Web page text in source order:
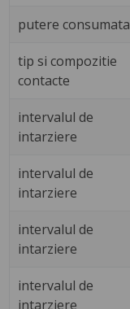
putere consumata
tip si compozitie
contacte
intervalul de
intarziere
intervalul de
intarziere
intervalul de
intarziere
intervalul de
intarziere